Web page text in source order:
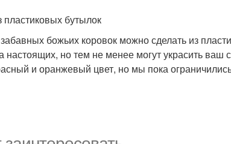
пластиковых бутылок
божьих коровок можно сделать из
настоящих, но тем не менее могут украсить
и оранжевый цвет, но мы пока